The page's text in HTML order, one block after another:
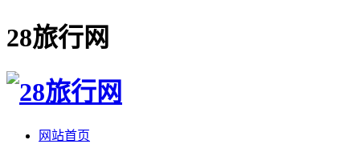
28旅行网
网站首页